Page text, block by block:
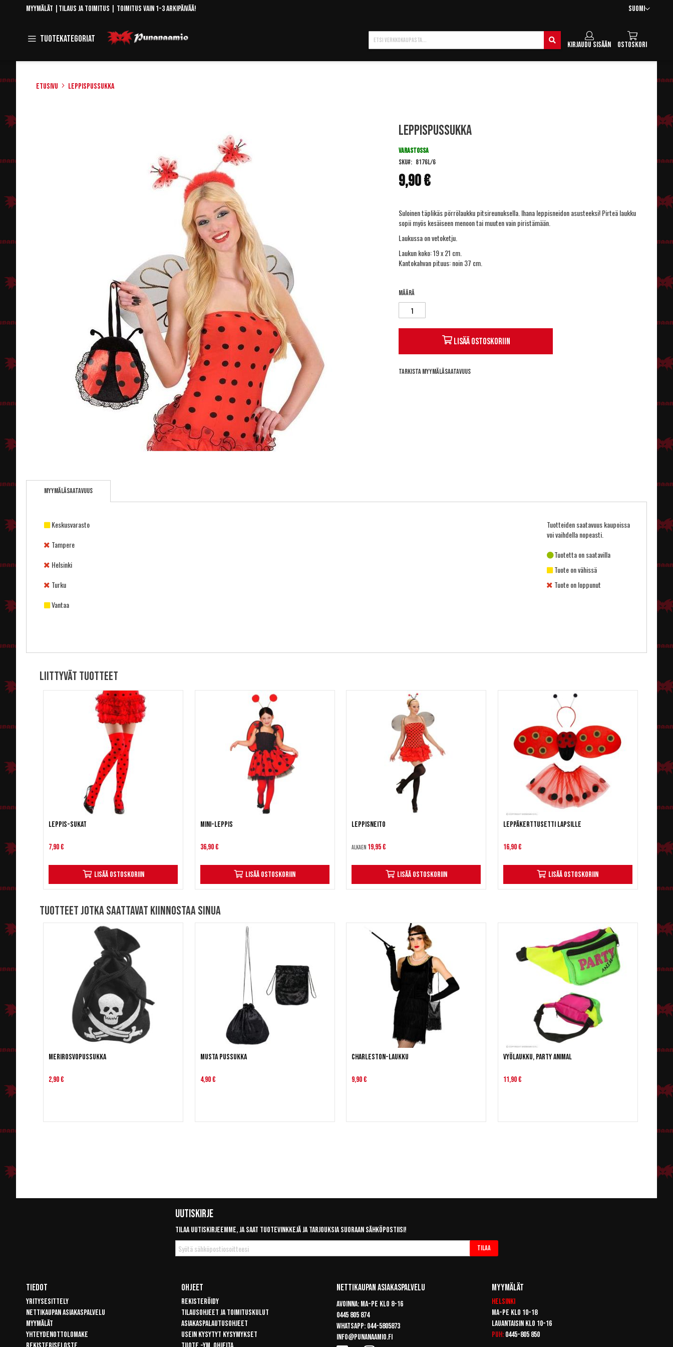
Skip
Kieli
Suomi
Myymälät Tilaus ja toimitus | Toimitus vain 1-3 arkipäivää!
Tuotekategoriat Toggle
Navigation
Ostoskori
Kirjaudu sisään
Hae
Etusivu Leppispussukka
to
gallery
Leppispussukka
9,90 €
VARASTOSSA
SKU
8176L/6
Suloinen täplikäs pörrölaukku pitsireunuksella. Ihana leppisneidon asusteeksi! Pirteä laukku
sopii myös kesäiseen menoon tai muuten vain piristämään.
Laukussa on vetoketju.
Laukun koko: 19 x 21 cm.
Kantokahvan pituus: noin 37 cm.
Määrä
Lisää ostoskoriin
Tarkista myymäläsaatavuus
Myymäläsaatavuus
Tuotteiden saatavuus kaupoissa
voi vaihdella nopeasti.
Tuotetta on saatavilla
Tuote on vähissä
Tuote on loppunut
Keskusvarasto
Tampere
Helsinki
Turku
Vantaa
Liittyvät tuotteet
Leppis-sukat
7,90 €
Lisää ostoskoriin
Mini-Leppis
36,90 €
Lisää ostoskoriin
Leppisneito
Alkaen 19,95 €
Lisää ostoskoriin
Leppäkerttusetti lapsille
16,90 €
Lisää ostoskoriin
Tuotteet jotka saattavat kiinnostaa sinua
Merirosvopussukka
2,90 €
Musta pussukka
4,90 €
Charleston-laukku
9,90 €
Vyölaukku, Party Animal
11,90 €
Uutiskirje
Tilaa uutiskirjeemme, ja saat tuotevinkkejä ja tarjouksia suoraan sähköpostiisi!
Tilaa
uutiskirje
Tilaa
Tiedot
Yritysesittely
Nettikaupan asiakaspalvelu
Myymälät
Yhteydenottolomake
Ohjeet
Rekisteröidy
Tilausohjeet ja toimituskulut
Asiakaspalautusohjeet
Usein kysytyt kysymykset
Nettikaupan Asiakaspalvelu
Avoinna: Ma-pe klo 8-16
0445 805 874
Whatsapp: 044-5805873
info@punanaamio.fi
Myymälät
Helsinki
Ma-pe klo 10-18
Lauantaisin klo 10-16
Puh: 0445-805 850